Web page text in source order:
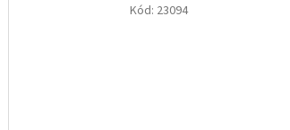
Kód: 23094